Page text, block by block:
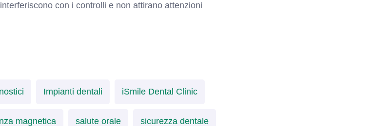
con i controlli e non attirano attenzioni
Impianti dentali iSmile Dental Clinic
magnetica salute orale sicurezza dentale